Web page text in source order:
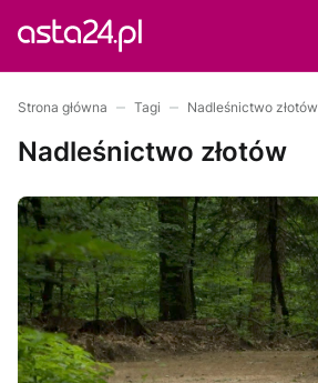
Strona główna Tagi Nadleśnictwo złotów
Nadleśnictwo złotów